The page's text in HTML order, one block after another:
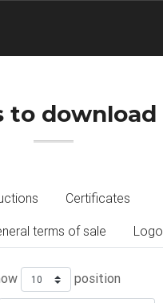
to download
Certificates
terms of sale Logo
position